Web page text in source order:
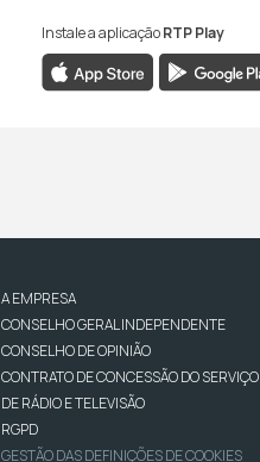
Instale a aplicaçãoRTP Play
A EMPRESA
CONSELHO GERAL INDEPENDENTE
CONSELHO DE OPINIÃO
CONTRATO DE CONCESSÃO DO
DE RÁDIO E TELEVISÃO
RGPD
GESTÃO DAS DEFINIÇÕES DE COOKIES